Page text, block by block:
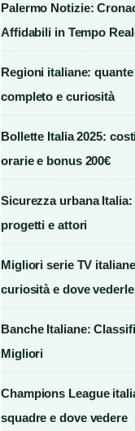
Palermo Notizie:
Affidabili in Tempo
Regioni italiane:
completo e curiosità
Bollette Italia 2025:
orarie e bonus 200€
Sicurezza urbana
progetti e attori
Migliori serie TV
curiosità e dove vederle
Banche Italiane:
Migliori
Champions League
squadre e dove vedere